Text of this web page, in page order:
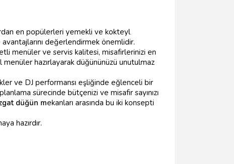
en popülerleri yemekli ve kokteyl
değerlendirmek önemlidir.
menüler ve servis kalitesi, misafirlerinizi en
hazırlayarak düğününüzü unutulmaz
ve DJ performansı eşliğinde eğlenceli bir
sürecinde bütçenizi ve misafir sayınızı
düğün mekanları arasında bu iki konsepti
hazırdır.